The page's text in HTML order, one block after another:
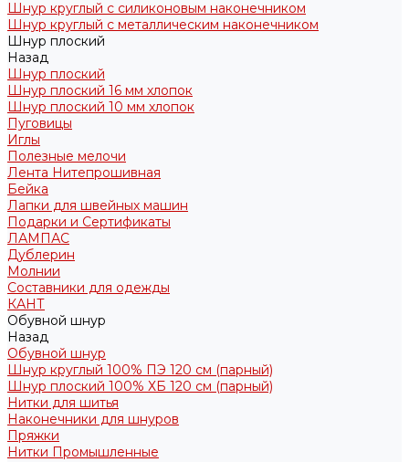
Шнур круглый с силиконовым наконечником
Шнур круглый с металлическим наконечником
Шнур плоский
Назад
Шнур плоский
Шнур плоский 16 мм хлопок
Шнур плоский 10 мм хлопок
Пуговицы
Иглы
Полезные мелочи
Лента Нитепрошивная
Бейка
Лапки для швейных машин
Подарки и Сертификаты
ЛАМПАС
Дублерин
Молнии
Составники для одежды
КАНТ
Обувной шнур
Назад
Обувной шнур
Шнур круглый 100% ПЭ 120 см (парный)
Шнур плоский 100% ХБ 120 см (парный)
Нитки для шитья
Наконечники для шнуров
Пряжки
Нитки Промышленные